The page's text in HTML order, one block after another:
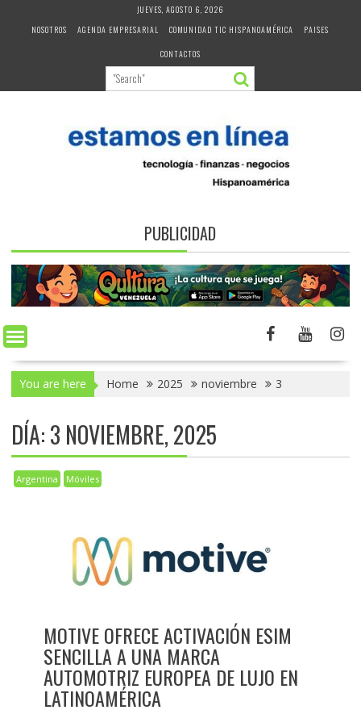
JUEVES, AGOSTO 6, 2026
NOSOTROS
AGENDA EMPRESARIAL COMUNIDAD TIC HISPANOAMÉRICA
PAISES
CONTACTOS
PUBLICIDAD
You are here Home 2025 noviembre 3
DÍA:3 NOVIEMBRE, 2025
Argentina Móviles
MOTIVE OFRECE ACTIVACIÓN ESIM
SENCILLA A UNA MARCA
AUTOMOTRIZ EUROPEA DE LUJO EN
LATINOAMÉRICA